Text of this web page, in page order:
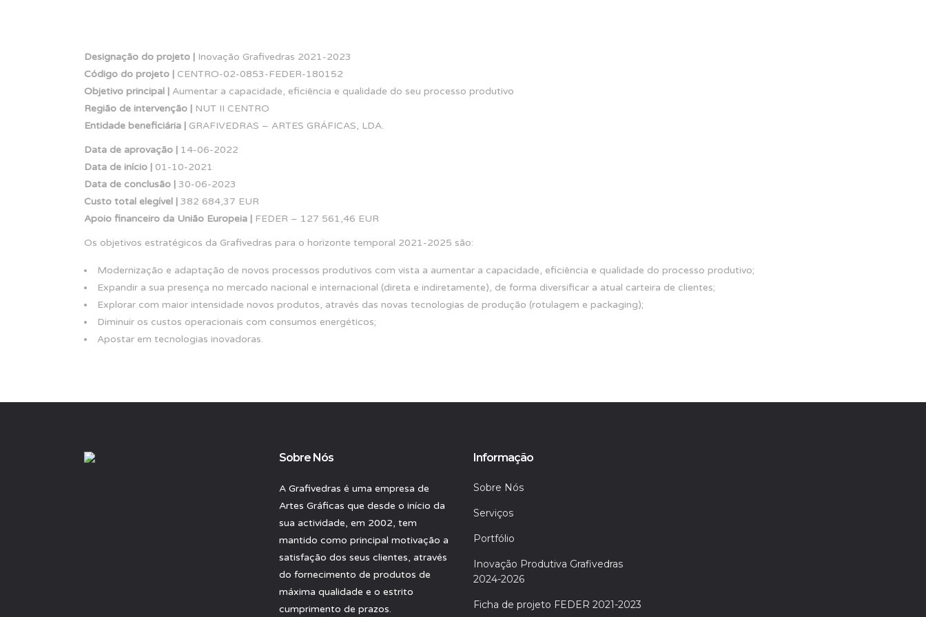
Designação do projeto | Inovação Grafivedras 2021-2023
Código do projeto | CENTRO-02-0853-FEDER-180152
Objetivo principal | Aumentar a capacidade, eficiência e qualidade do seu processo produtivo
Região de intervenção | NUT II CENTRO
Entidade beneficiária | GRAFIVEDRAS – ARTES GRÁFICAS, LDA.
Data de aprovação | 14-06-2022
Data de início | 01-10-2021
Data de conclusão | 30-06-2023
Custo total elegível | 382 684,37 EUR
Apoio financeiro da União Europeia | FEDER – 127 561,46 EUR
Os objetivos estratégicos da Grafivedras para o horizonte temporal 2021-2025 são:
Modernização e adaptação de novos processos produtivos com vista a aumentar a capacidade, eficiência e qualidade do processo produtivo;
Expandir a sua presença no mercado nacional e internacional (direta e indiretamente), de forma diversificar a atual carteira de clientes;
Explorar com maior intensidade novos produtos, através das novas tecnologias de produção (rotulagem e packaging);
Diminuir os custos operacionais com consumos energéticos;
Apostar em tecnologias inovadoras.
Sobre Nós
A Grafivedras é uma empresa de
Artes Gráficas que desde o início da
sua actividade, em 2002, tem
mantido como principal motivação a
satisfação dos seus clientes, através
do fornecimento de produtos de
máxima qualidade e o estrito
cumprimento de prazos.
Informação
Sobre Nós
Serviços
Portfólio
Inovação Produtiva Grafivedras
2024-2026
Ficha de projeto FEDER 2021-2023